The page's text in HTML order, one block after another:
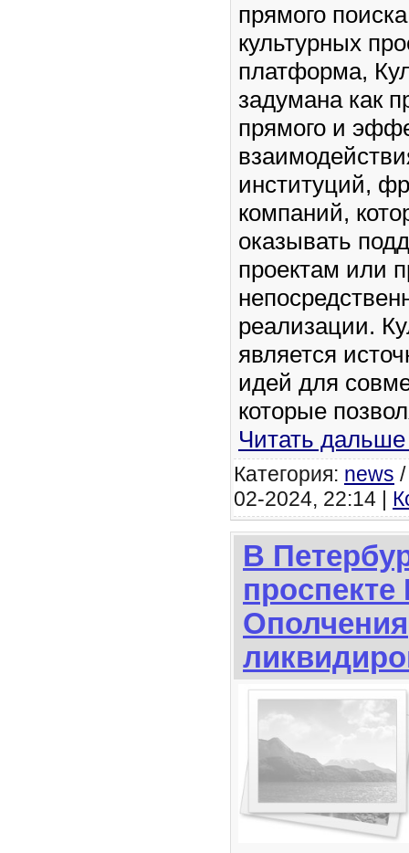
прямого
культурных
платформа,
задумана как
прямого и
институций,
компаний,
оказывать
проектам или
реализации.
является
идей для
которые
Читать
Категория: news
02-2024, 22:14 |
В
Ополчения